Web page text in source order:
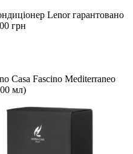
Lenor гарантовано
грн
Casa Fascino Mediterraneo
мл)